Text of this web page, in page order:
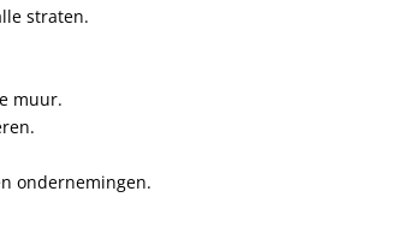
straten.
muur.
ondernemingen.